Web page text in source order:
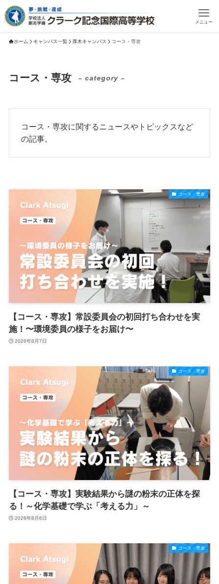
メニュー
ホーム キャンパス一覧 厚木キャンパス コース・専攻
コース・専攻 – category –
コース・専攻に関するニュースやトピックスなど
の記事。
コース・専攻
【コース・専攻】常設委員会の初回打ち合わせを実
施！〜環境委員の様子をお届け〜
2026年8月7日
コース・専攻
【コース・専攻】実験結果から謎の粉末の正体を探
る！～化学基礎で学ぶ「考える力」～
2026年8月6日
コース・専攻